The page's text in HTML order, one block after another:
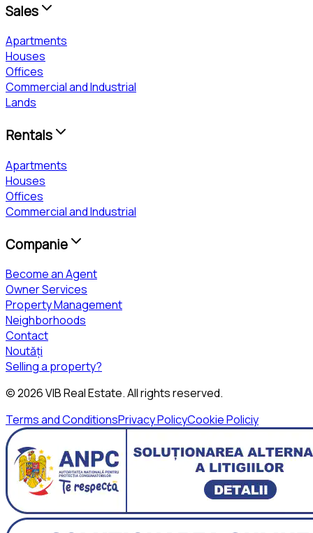
Sales
Apartments
Houses
Offices
Commercial and Industrial
Lands
Rentals
Apartments
Houses
Offices
Commercial and Industrial
Companie
Become an Agent
Owner Services
Property Management
Neighborhoods
Contact
Noutăți
Selling a property?
©2026VIB Real Estate. All rights reserved.
Terms and ConditionsPrivacy PolicyCookie Policiy